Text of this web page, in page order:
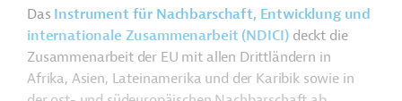
Das Instrument für Nachbarschaft, Entwicklung und
internationale Zusammenarbeit (NDICI) deckt die
Zusammenarbeit der EU mit allen Drittländern in
Afrika, Asien, Lateinamerika und der Karibik sowie in